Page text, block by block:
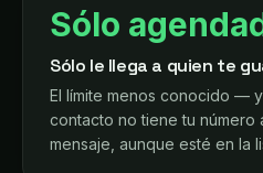
Sólo
Sólo le llega a quien te
El límite menos conocido —
contacto no tiene tu
mensaje, aunque esté en la